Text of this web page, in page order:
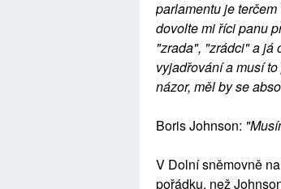
parlamentu je
dovolte mi říci panu
"zrada", "zrádci" a já
vyjadřování a musí
názor, měl by se
Boris Johnson:
V Dolní sněmovně
pořádku, než